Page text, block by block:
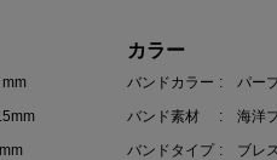
カラー
バンドカラー : パー
バンド素材
: 海洋
バンドタイプ : ブレ